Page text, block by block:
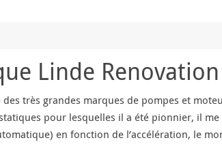
Linde
très grandes marques de pompes et
pour lesquelles il a été pionnier, il me
en fonction de l’accélération, le